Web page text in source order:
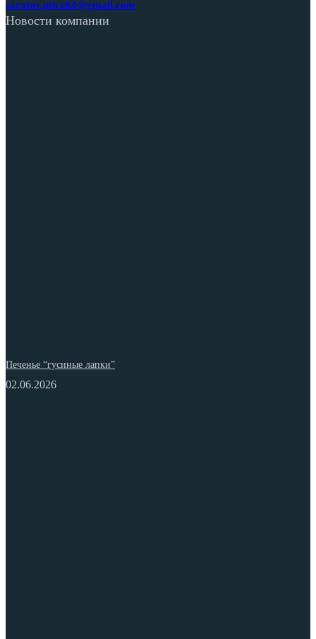
saratov.ptica64@gmail.com
Новости компании
Печенье “гусиные лапки”
02.06.2026